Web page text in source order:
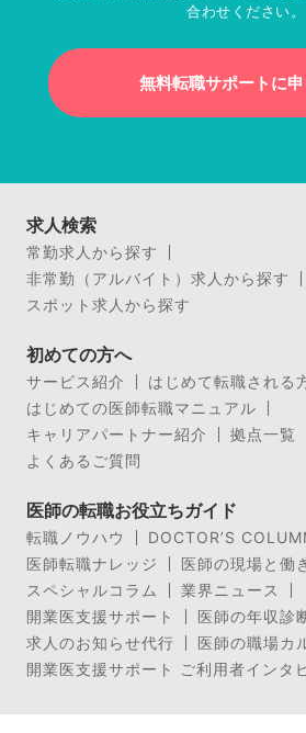
合わせください。
無料転職サポートに
求人検索
常勤求人から探す
非常勤（アルバイト）求人から探す
スポット求人から探す
初めての方へ
サービス紹介
はじめて転職される
はじめての医師転職マニュアル
キャリアパートナー紹介
拠点一覧
よくあるご質問
医師の転職お役立ちガイド
転職ノウハウ
DOCTOR’S
医師転職ナレッジ
医師の現場と働
スペシャルコラム
業界ニュース
開業医支援サポート
医師の年収診
求人のお知らせ代行
医師の職場カ
開業医支援サポート ご利用者インタ